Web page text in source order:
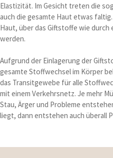
Elastizität. Im Gesicht treten die
auch die gesamte Haut etwas
Haut, über das Giftstoffe wie
werden.
Aufgrund der Einlagerung der
gesamte Stoffwechsel im Körper
das Transitgewebe für alle
mit einem Verkehrsnetz. Je mehr
Stau, Ärger und Probleme
liegt, dann entstehen auch überall